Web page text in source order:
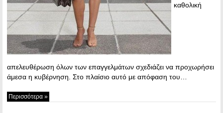
καθολική
απελευθέρωση όλων των επαγγελμάτων σχεδιάζει να προχωρήσει
άμεσα η κυβέρνηση. Στο πλαίσιο αυτό με απόφαση του…
Περισσότερα »